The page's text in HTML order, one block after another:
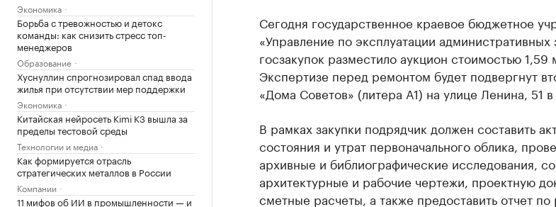
Экономика
Борьба с тревожностью и детокс
команды: как снизить стресс топ-
менеджеров
Образование
Хуснуллин спрогнозировал спад ввода
жилья при отсутствии мер поддержки
Экономика
Китайская нейросеть Kimi K3 вышла за
пределы тестовой среды
Технологии и медиа
Как формируется отрасль
стратегических металлов в России
Компании
11 мифов об ИИ в промышленности — и
Сегодня государственное краевое бюджетное
«Управление по эксплуатации административных
госзакупок разместило аукцион стоимостью 1,59
Экспертизе перед ремонтом будет подвергнут
«Дома Советов» (литера А1) на улице Ленина, 51
В рамках закупки подрядчик должен составить
состояния и утрат первоначального облика,
архивные и библиографические исследования,
архитектурные и рабочие чертежи, проектную
сметные расчеты, а также предоставить отчет по